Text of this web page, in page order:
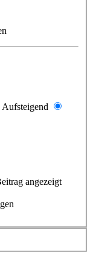
Aufsteigend
angezeigt